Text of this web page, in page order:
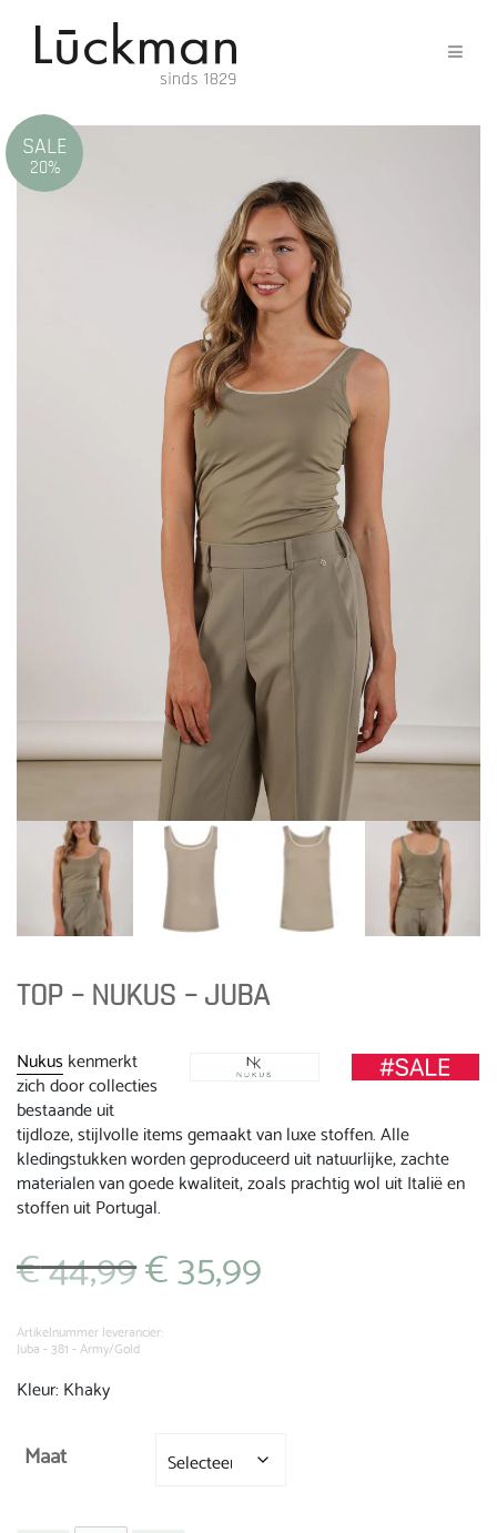
SALE
20%
TOP – NUKUS – JUBA
Nukuskenmerkt
zich door collecties
bestaande uit
tijdloze, stijlvolle items gemaakt van luxe stoffen. Alle
kledingstukken worden geproduceerd uit natuurlijke, zachte
materialen van goede kwaliteit, zoals prachtig wol uit Italië en
stoffen uit Portugal.
€44,99 Oorspronkelijke
prijs
€ 44,99.
€35,99
Artikelnummer leverancier:
Juba - 381 - Army/Gold
Kleur: Khaky
Maat